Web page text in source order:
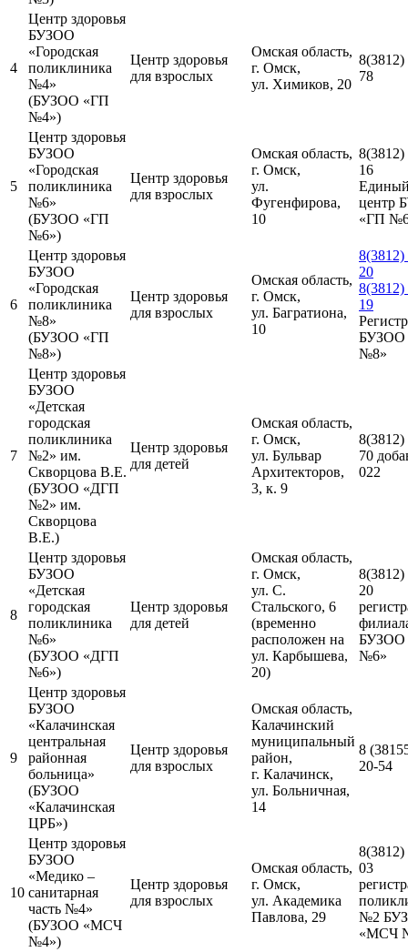
4
Центр здоровья
БУЗОО
«Городская
поликлиника
№4»
(БУЗОО «ГП
№4»)
Центр здоровья
для взрослых
Омская область,
г. Омск,
ул. Химиков, 20
8(3812)
78
5
Центр здоровья
БУЗОО
«Городская
поликлиника
№6»
(БУЗОО «ГП
№6»)
Центр здоровья
для взрослых
Омская область,
г. Омск,
ул.
Фугенфирова,
10
8(3812)
16
центр
«ГП
6
Центр здоровья
БУЗОО
«Городская
поликлиника
№8»
(БУЗОО «ГП
№8»)
Центр здоровья
для взрослых
Омская область,
г. Омск,
ул. Багратиона,
10
8(3812)
20
8(3812)
19
БУЗОО
№8»
7
Центр здоровья
БУЗОО
«Детская
городская
поликлиника
№2» им.
Скворцова В.Е.
(БУЗОО «ДГП
№2» им.
Скворцова
В.Е.)
Центр здоровья
для детей
Омская область,
г. Омск,
ул. Бульвар
Архитекторов,
3, к. 9
8(3812)
70
022
8
Центр здоровья
БУЗОО
«Детская
городская
поликлиника
№6»
(БУЗОО «ДГП
№6»)
Центр здоровья
для детей
Омская область,
г. Омск,
ул. С.
Стальского, 6
(временно
расположен на
ул. Карбышева,
20)
8(3812)
20
БУЗОО
№6»
9
Центр здоровья
БУЗОО
«Калачинская
центральная
районная
больница»
(БУЗОО
«Калачинская
ЦРБ»)
Центр здоровья
для взрослых
Омская область,
Калачинский
муниципальный
район,
г. Калачинск,
ул. Больничная,
14
8
20-54
10
Центр здоровья
БУЗОО
«Медико –
санитарная
часть №4»
(БУЗОО «МСЧ
№4»)
Центр здоровья
для взрослых
Омская область,
г. Омск,
ул. Академика
Павлова, 29
8(3812)
03
№2
«МСЧ